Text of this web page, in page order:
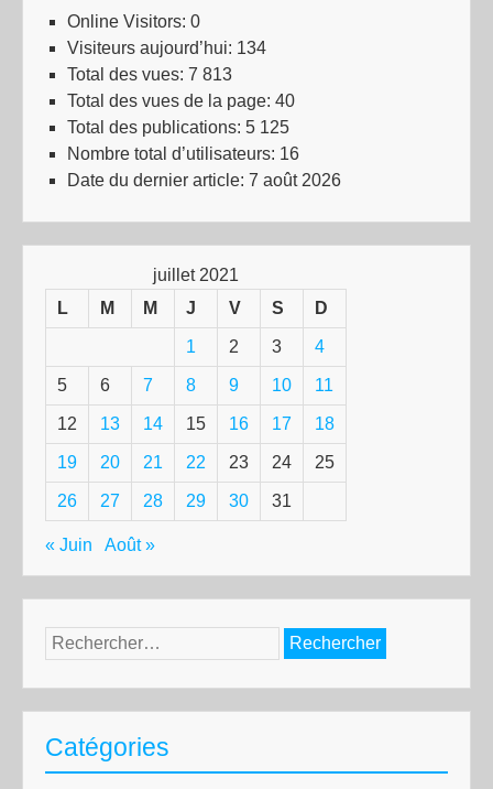
Online Visitors: 0
Visiteurs aujourd’hui: 134
Total des vues: 7 813
Total des vues de la page: 40
Total des publications: 5 125
Nombre total d’utilisateurs: 16
Date du dernier article: 7 août 2026
juillet 2021
L
M M J V S D
1 2 3 4
5 6 7 8 9 10 11
12 13 14 15 16 17 18
19 20 21 22 23 24 25
26 27 28 29 30 31
« Juin Août »
Rechercher :
Catégories